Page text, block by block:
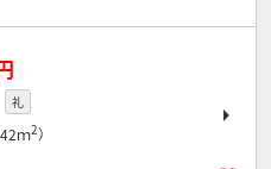
礼
ｍ2）